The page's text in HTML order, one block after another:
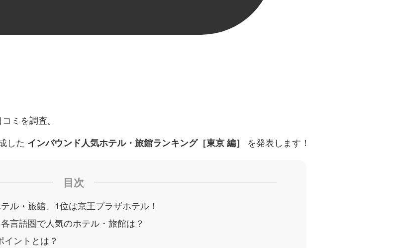
ミを調査。
した インバウンド人気ホテル・旅館ランキング［東京 編］ を発表します！
目次
ル・旅館、1位は京王プラザホテル！
言語圏で人気のホテル・旅館は？
ントとは？